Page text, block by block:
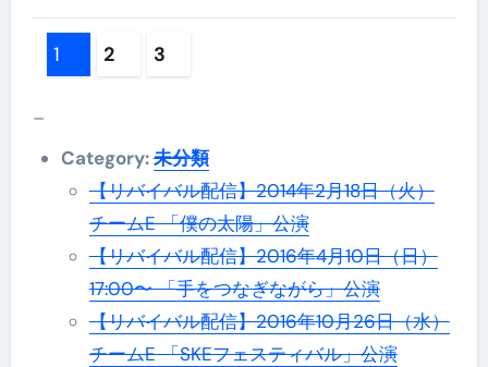
投
稿
ナ
ビ
1 2 3
–
Category:未分類
【リバイバル配信】2014年2月18日（火）
チームE 「僕の太陽」公演
【リバイバル配信】2016年4月10日（日）
17:00〜 「手をつなぎながら」公演
【リバイバル配信】2016年10月26日（水）
チームE 「SKEフェスティバル」公演